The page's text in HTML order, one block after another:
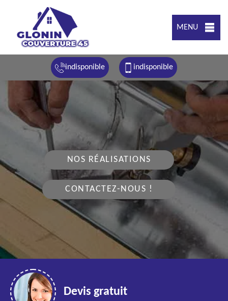
MENU
indisponible indisponible
NOS RÉALISATIONS
CONTACTEZ-NOUS !
Devis gratuit